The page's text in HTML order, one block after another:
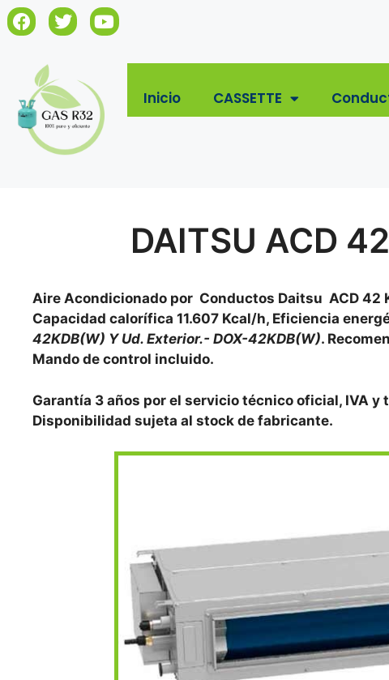
Inicio CASSETTE
DAITSU ACD
Aire Acondicionado por Conductos Daitsu ACD 42
Capacidad calorífica 11.607 Kcal/h, Eficiencia
42KDB(W) Y Ud. Exterior.- DOX-42KDB(W).
Mando de control incluido.
Garantía 3 años por el servicio técnico oficial, IVA
Disponibilidad sujeta al stock de fabricante.